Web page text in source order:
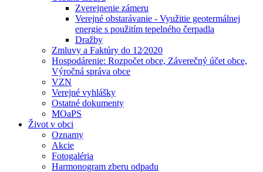
Zverejnenie zámeru
Verejné obstarávanie - Využitie geotermálnej
energie s použitím tepelného čerpadla
Dražby
Zmluvy a Faktúry do 12⁄2020
Hospodárenie: Rozpočet obce, Záverečný účet obce,
Výročná správa obce
VZN
Verejné vyhlášky
Ostatné dokumenty
MOaPS
Život v obci
Oznamy
Akcie
Fotogaléria
Harmonogram zberu odpadu